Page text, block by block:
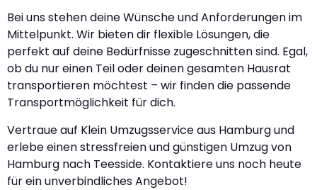
Bei uns stehen deine Wünsche und Anforderungen im
Mittelpunkt. Wir bieten dir flexible Lösungen, die
perfekt auf deine Bedürfnisse zugeschnitten sind. Egal,
ob du nur einen Teil oder deinen gesamten Hausrat
transportieren möchtest – wir finden die passende
Transportmöglichkeit für dich.
Vertraue auf Klein Umzugsservice aus Hamburg und
erlebe einen stressfreien und günstigen Umzug von
Hamburg nach Teesside. Kontaktiere uns noch heute
für ein unverbindliches Angebot!